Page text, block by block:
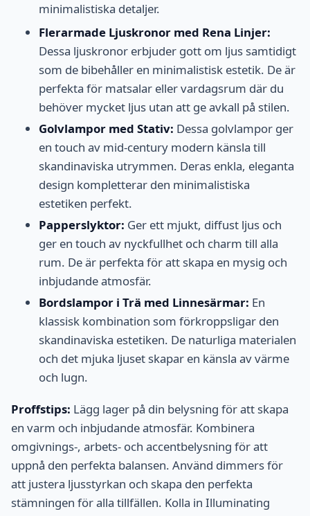
minimalistiska detaljer.
Flerarmade Ljuskronor med Rena Linjer:
Dessa ljuskronor erbjuder gott om ljus samtidigt
som de bibehåller en minimalistisk estetik. De är
perfekta för matsalar eller vardagsrum där du
behöver mycket ljus utan att ge avkall på stilen.
Golvlampor med Stativ: Dessa golvlampor ger
en touch av mid-century modern känsla till
skandinaviska utrymmen. Deras enkla, eleganta
design kompletterar den minimalistiska
estetiken perfekt.
Papperslyktor: Ger ett mjukt, diffust ljus och
ger en touch av nyckfullhet och charm till alla
rum. De är perfekta för att skapa en mysig och
inbjudande atmosfär.
Bordslampor i Trä med Linnesärmar: En
klassisk kombination som förkroppsligar den
skandinaviska estetiken. De naturliga materialen
och det mjuka ljuset skapar en känsla av värme
och lugn.
Proffstips: Lägg lager på din belysning för att skapa
en varm och inbjudande atmosfär. Kombinera
omgivnings-, arbets- och accentbelysning för att
uppnå den perfekta balansen. Använd dimmers för
att justera ljusstyrkan och skapa den perfekta
stämningen för alla tillfällen. Kolla in Illuminating